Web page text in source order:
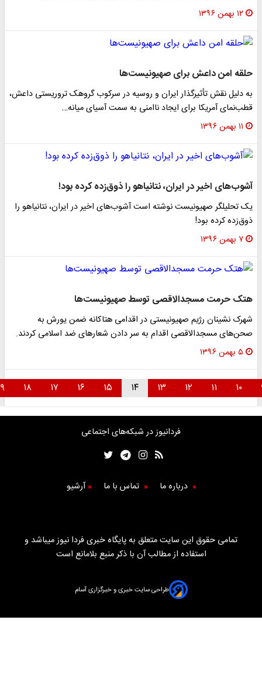
۱۲ بهمن ۱۳۹۶
امن داعش برای صهیونیست‌ها
دلیل نقش تأثیرگذار ایران و روسیه در سرکوب گروهک تروریستی داعش،
آمریکا برای ایجاد ناامنی به سمت آسیای میانه…
۱۱ بهمن ۱۳۹۶
اخیر در ایران، نتانیاهو را ذوق‌زده کرده بود!
تحلیلگر صهیونیست نوشته است آشوب‌های اخیر در ایران، نتانیاهو را
کرده بود!
۷ بهمن ۱۳۹۶
حرمت مسجدالاقصی توسط صهیونیست‌ها
نشینان رژیم صهیونیستی در اقدامی هتاکانه ضمن یورش به
مسجدالاقصی اقدام به سر دادن شعار‌های ضد اسلامی کردند.
۵ بهمن ۱۳۹۶
فردانیوز در شبکه‌های اجتماعی
درباره ما تماس با ما آرشیو
تمامی حقوق این سایت متعلق به پایگاه خبری فردا نیوز میباشد و
استفاده از مطالب آن با ذکر منبع بلامانع است
طراحی سایت خبری و خبرگزاری آسام